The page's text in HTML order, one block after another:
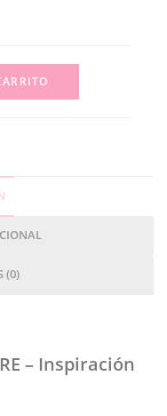
(0)
– Inspiración